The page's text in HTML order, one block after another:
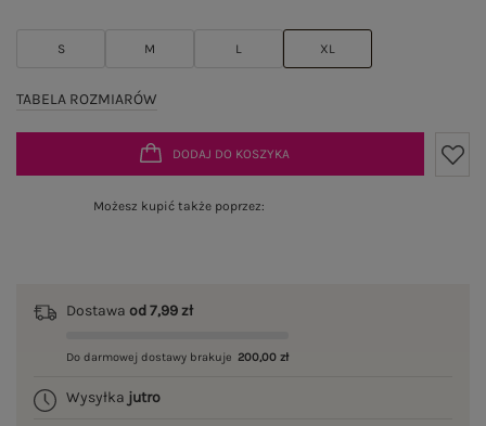
S M L XL
TABELA ROZMIARÓW
DODAJ DO KOSZYKA
Możesz kupić także poprzez:
Dostawa od 7,99 zł
Do darmowej dostawy brakuje 200,00 zł
Wysyłka jutro